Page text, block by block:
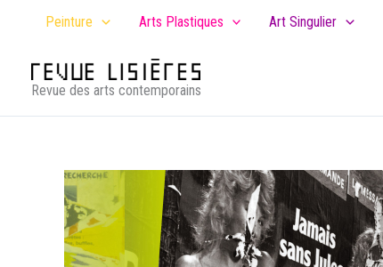
Peinture Arts Plastiques Art Singulier
Revue des arts contemporains